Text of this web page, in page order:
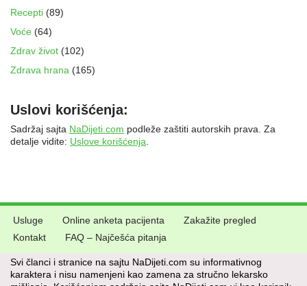
Recepti (89)
Voće (64)
Zdrav život (102)
Zdrava hrana (165)
Uslovi korišćenja:
Sadržaj sajta NaDijeti.com podleže zaštiti autorskih prava. Za
detalje vidite: Uslove korišćenja.
Usluge Online anketa pacijenta
Zakažite pregled
Kontakt
FAQ – Najčešća pitanja
Svi članci i stranice na sajtu NaDijeti.com su informativnog
karaktera i nisu namenjeni kao zamena za stručno lekarsko